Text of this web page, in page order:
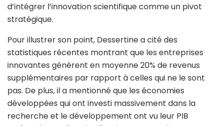
d’intégrer l’innovation scientifique comme un pivot
stratégique.
Pour illustrer son point, Dessertine a cité des
statistiques récentes montrant que les entreprises
innovantes génèrent en moyenne 20% de revenus
supplémentaires par rapport à celles qui ne le sont
pas. De plus, il a mentionné que les économies
développées qui ont investi massivement dans la
recherche et le développement ont vu leur PIB